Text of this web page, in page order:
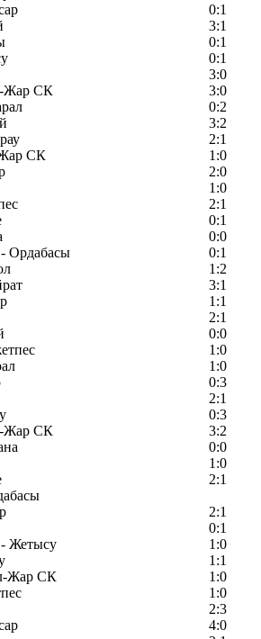
0:1
3:1
0:1
0:1
3:0
Жар СК
3:0
0:2
3:2
2:1
СК
1:0
2:0
1:0
2:1
0:1
0:0
Ордабасы
0:1
1:2
3:1
1:1
2:1
0:0
1:0
1:0
0:3
2:1
0:3
Жар СК
3:2
0:0
1:0
2:1
2:1
0:1
Жетысу
1:0
1:1
Жар СК
1:0
1:0
2:3
4:0